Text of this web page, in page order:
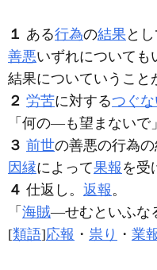
１ ある行為の結果 と
善悪いずれについても
結果についていうこと
２ 労苦に対するつぐな
「何の―も望まないで
３ 前世の善悪の行為の
因縁によって果報 を受
４ 仕返し。 返報。
「 海賊―せむといふな
[類語]応報 ・ 祟り ・ 業